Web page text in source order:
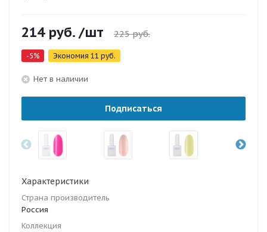
214руб. /шт 225руб.
-5% Экономия 11 руб.
Нет в наличии
Подписаться
Характеристики
Страна производитель
Россия
Коллекция